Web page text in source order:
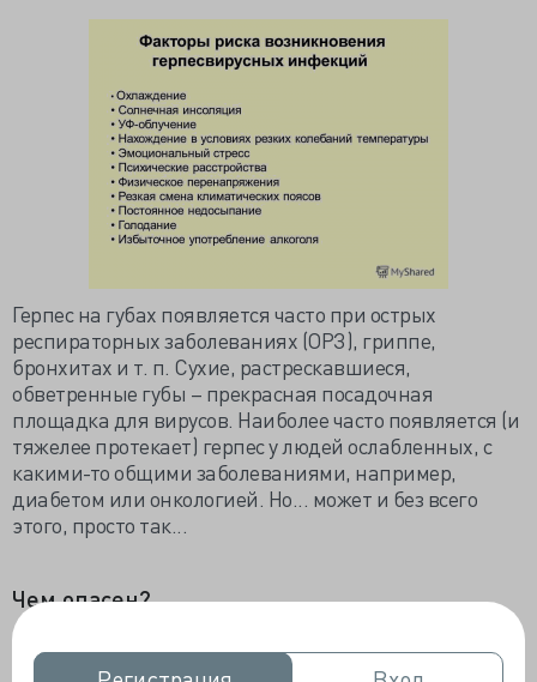
Герпес на губах появляется часто при острых
респираторных заболеваниях (ОРЗ), гриппе,
бронхитах и т. п. Сухие, растрескавшиеся,
обветренные губы – прекрасная посадочная
площадка для вирусов. Наиболее часто появляется (и
тяжелее протекает) герпес у людей ослабленных, с
какими-то общими заболеваниями, например,
диабетом или онкологией. Но... может и без всего
этого, просто так...
Чем опасен?